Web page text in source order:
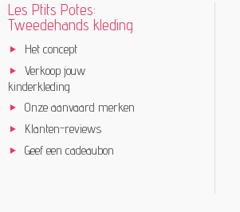
Les Ptits Potes:
Tweedehands kleding
Het concept
Verkoop jouw
kinderkleding
Onze aanvaard merken
Klanten-reviews
Geef een cadeaubon